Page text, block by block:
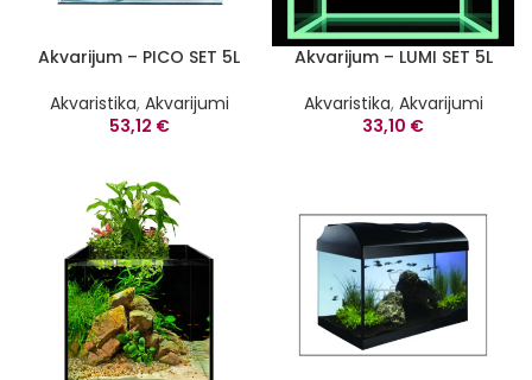
Akvarijum – PICO SET 5L
Akvaristika, Akvarijumi
53,12 €
Akvarijum – LUMI SET 5L
Akvaristika, Akvarijumi
33,10 €